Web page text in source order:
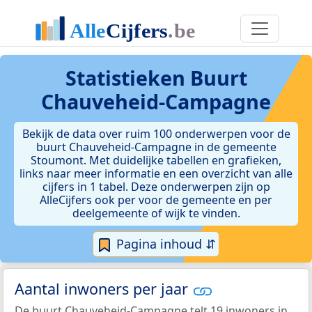
Statistieken Buurt
Chauveheid-Campagne
Bekijk de data over ruim 100 onderwerpen voor de
buurt Chauveheid-Campagne in de gemeente
Stoumont. Met duidelijke tabellen en grafieken,
links naar meer informatie en een overzicht van alle
cijfers in 1 tabel. Deze onderwerpen zijn op
AlleCijfers ook per voor de gemeente en per
deelgemeente of wijk te vinden.
Pagina inhoud ⇵
Aantal inwoners per jaar